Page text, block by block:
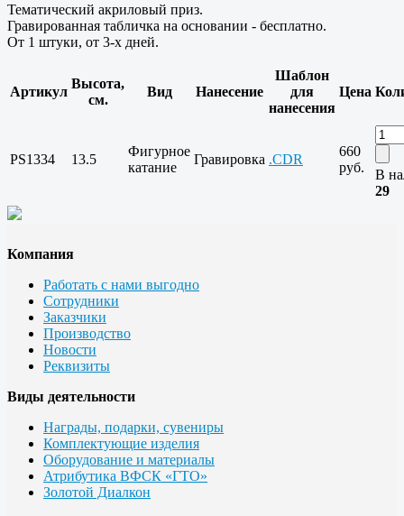
Тематический акриловый приз.
Гравированная табличка на основании - бесплатно.
От 1 штуки, от 3-х дней.
Артикул
Высота,
см.
Вид Нанесение
Шаблон
для
нанесения
Цена
PS1334 13.5
Фигурное
катание
Гравировка .CDR
660
руб.
В
29
Компания
Работать с нами выгодно
Сотрудники
Заказчики
Производство
Новости
Реквизиты
Виды деятельности
Награды, подарки, сувениры
Комплектующие изделия
Оборудование и материалы
Атрибутика ВФСК «ГТО»
Золотой Диалкон